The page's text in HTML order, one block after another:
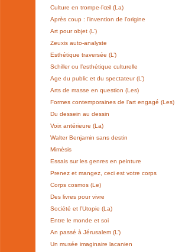
Culture en trompe-l’œil (La)
Après coup : l’invention de l’origine
Art pour objet (L’)
Zeuxis auto-analyste
Esthétique traversée (L’)
Schiller ou l’esthétique culturelle
Age du public et du spectateur (L’)
Arts de masse en question (Les)
Formes contemporaines de l’art engagé (Les)
Du dessein au dessin
Voix antérieure (La)
Walter Benjamin sans destin
Mimèsis
Essais sur les genres en peinture
Prenez et mangez, ceci est votre corps
Corps cosmos (Le)
Des livres pour vivre
Société et l’Utopie (La)
Entre le monde et soi
An passé à Jérusalem (L’)
Un musée imaginaire lacanien